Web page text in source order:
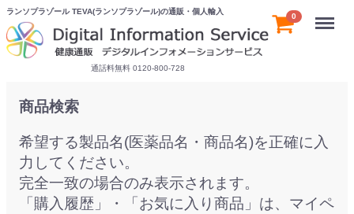
ランソプラゾール TEVA(ランソプラゾール)の通販・個人輸入
通話料無料 0120-800-728
0 Menu
商品検索
希望する製品名(医薬品名・商品名)を正確に入
力してください。
完全一致の場合のみ表示されます。
「購入履歴」・「お気に入り商品」は、マイペ